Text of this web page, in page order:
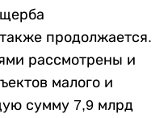
продолжается.
рассмотрены и
малого и
сумму 7,9 млрд